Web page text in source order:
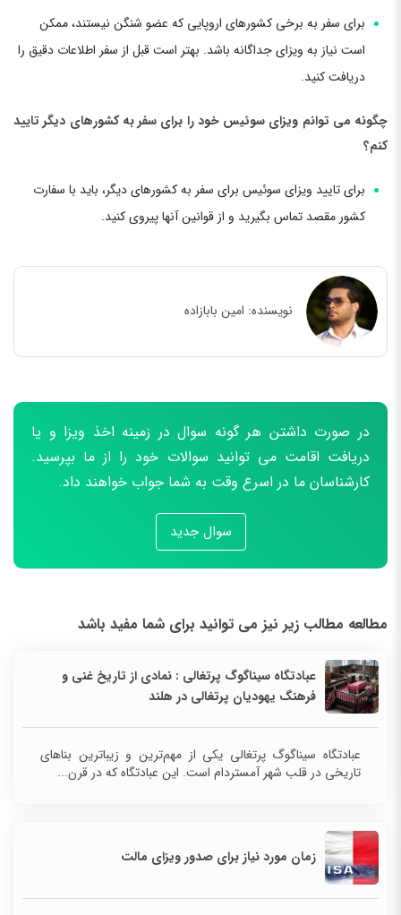
برای سفر به برخی کشورهای اروپایی که عضو شنگن نیستند، ممکن
است نیاز به ویزای جداگانه باشد. بهتر است قبل از سفر اطلاعات دقیق را
دریافت کنید.
چگونه می توانم ویزای سوئیس خود را برای سفر به کشورهای دیگر تایید
کنم؟
برای تایید ویزای سوئیس برای سفر به کشورهای دیگر، باید با سفارت
کشور مقصد تماس بگیرید و از قوانین آنها پیروی کنید.
نویسنده: امین بابازاده
در صورت داشتن هر گونه سوال در زمینه اخذ ویزا و یا
دریافت اقامت می توانید سوالات خود را از ما بپرسید.
کارشناسان ما در اسرع وقت به شما جواب خواهند داد.
سوال جدید
مطالعه مطالب زیر نیز می توانید برای شما مفید باشد
عبادتگاه سیناگوگ پرتغالی : نمادی از تاریخ غنی و
فرهنگ یهودیان پرتغالی در هلند
عبادتگاه سیناگوگ پرتغالی یکی از مهم‌ترین و زیباترین بناهای
تاریخی در قلب شهر آمستردام است. این عبادتگاه که در قرن...
زمان مورد نیاز برای صدور ویزای مالت